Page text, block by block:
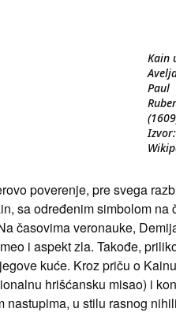
Kain
Paul
Izvor:
poverenje, pre svega
sa određenim simbolom
časovima veronauke,
i aspekt zla. Takođe,
kuće. Kroz priču o
hrišćansku misao) i
u stilu rasnog